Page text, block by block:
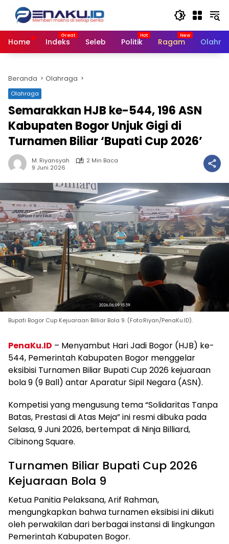
Langsung
konten
Home
Indeks Seleb Politik Ragam
Beranda Olahraga
Olahraga
Semarakkan HJB ke-544, 196 ASN
Kabupaten Bogor Unjuk Gigi di
Turnamen Biliar ‘Bupati Cup 2026’
M. Riyansyah
2 Min Baca
9 Juni 2026
Bupati Bogor Cup Kejuaraan Billiar Bola 9. (Foto:Riyan/PenaKu.ID).
PenaKu.ID – Menyambut Hari Jadi Bogor (HJB) ke-
544, Pemerintah Kabupaten Bogor menggelar
eksibisi Turnamen Biliar Bupati Cup 2026 kejuaraan
bola 9 (9 Ball) antar Aparatur Sipil Negara (ASN).
Kompetisi yang mengusung tema “Solidaritas Tanpa
Batas, Prestasi di Atas Meja” ini resmi dibuka pada
Selasa, 9 Juni 2026, bertempat di Ninja Billiard,
Cibinong Square.
Turnamen Biliar Bupati Cup 2026
Kejuaraan Bola 9
Ketua Panitia Pelaksana, Arif Rahman,
mengungkapkan bahwa turnamen eksibisi ini diikuti
oleh perwakilan dari berbagai instansi di lingkungan
Pemerintah Kabupaten Bogor.